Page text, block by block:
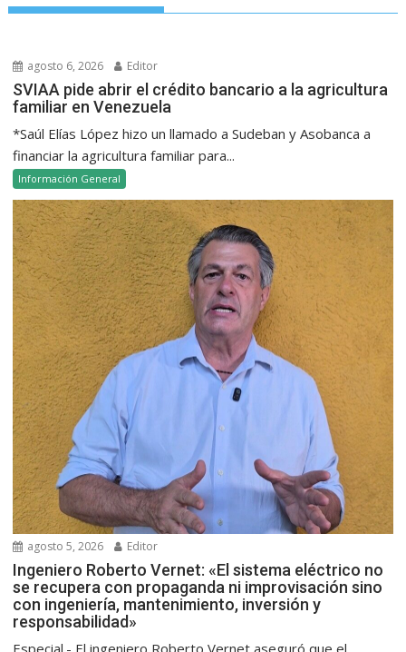
agosto 6, 2026 Editor
SVIAA pide abrir el crédito bancario a la agricultura
familiar en Venezuela
*Saúl Elías López hizo un llamado a Sudeban y Asobanca a
financiar la agricultura familiar para...
Información General
agosto 5, 2026 Editor
Ingeniero Roberto Vernet: «El sistema eléctrico no
se recupera con propaganda ni improvisación sino
con ingeniería, mantenimiento, inversión y
responsabilidad»
Especial.- El ingeniero Roberto Vernet aseguró que el